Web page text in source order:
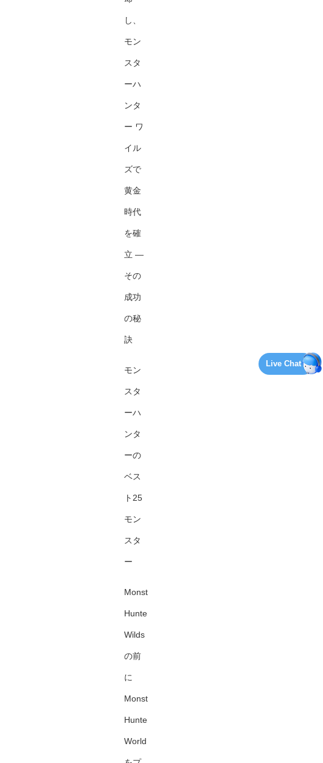
し、
モン
スタ
ーハ
ンタ
ー ワ
イル
ズで
黄金
時代
を確
立 —
その
成功
の秘
訣
モン
スタ
ーハ
ンタ
ーの
ベス
ト25
モン
スタ
ー
Monster
Hunter:
Wilds
の前
に
Monster
Hunter:
World
Live Chat